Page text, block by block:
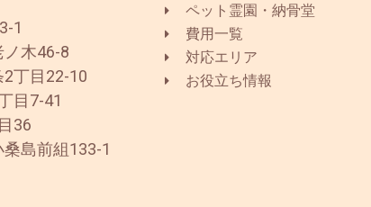
1
木46-8
丁目22-10
目7-41
36
島前組133-1
ペット霊園・納骨堂
費用一覧
対応エリア
お役立ち情報